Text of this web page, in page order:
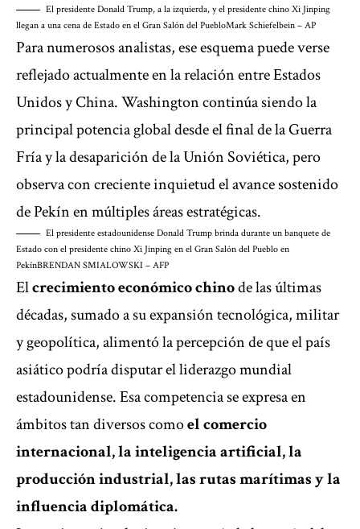
El presidente Donald Trump, a la izquierda, y el presidente chino Xi Jinping
llegan a una cena de Estado en el Gran Salón del PuebloMark Schiefelbein – AP
Para numerosos analistas, ese esquema puede verse
reflejado actualmente en la relación entre Estados
Unidos y China. Washington continúa siendo la
principal potencia global desde el final de la Guerra
Fría y la desaparición de la Unión Soviética, pero
observa con creciente inquietud el avance sostenido
de Pekín en múltiples áreas estratégicas.
El presidente estadounidense Donald Trump brinda durante un banquete de
Estado con el presidente chino Xi Jinping en el Gran Salón del Pueblo en
PekínBRENDAN SMIALOWSKI – AFP
Elcrecimiento económico chinode las últimas
décadas, sumado a su expansión tecnológica, militar
y geopolítica, alimentó la percepción de que el país
asiático podría disputar el liderazgo mundial
estadounidense. Esa competencia se expresa en
ámbitos tan diversos comoel comercio
internacional, la inteligencia artificial, la
producción industrial, las rutas marítimas y la
influencia diplomática.